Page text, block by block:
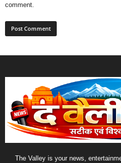
comment.
The Valley is your news,